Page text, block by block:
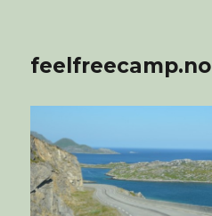
feelfreecamp.no